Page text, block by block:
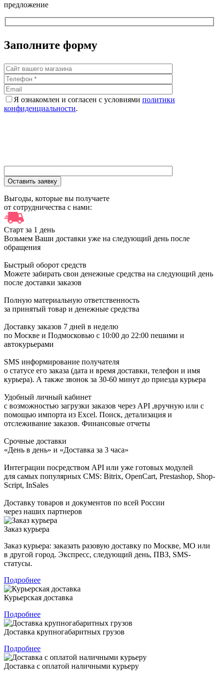
предложение
Заполните форму
Я ознакомлен и согласен с условиями политики
конфиденциальности.
Выгоды, которые вы получаете
от сотрудничества с нами:
Старт за 1 день
Возьмем Ваши доставки уже на следующий день после
обращения
Быстрый оборот средств
Можете забирать свои денежные средства на следующий день
после доставки заказов
Полную материальную ответственность
за принятый товар и денежные средства
Доставку заказов 7 дней в неделю
по Москве и Подмосковью с 10:00 до 22:00 пешими и
автокурьерами
SMS информирование получателя
о статусе его заказа (дата и время доставки, телефон и имя
курьера). А также звонок за 30-60 минут до приезда курьера
Удобный личный кабинет
с возможностью загрузки заказов через API ,вручную или с
помощью импорта из Excel. Поиск, детализация и
отслеживание заказов. Финансовые отчеты
Срочные доставки
«День в день» и «Доставка за 3 часа»
Интеграции посредством API или уже готовых модулей
для самых популярных CMS: Bitrix, OpenCart, Prestashop, Shop-
Script, InSales
Доставку товаров и документов по всей России
через наших партнеров
Заказ курьера
Заказ курьера: заказать разовую доставку по Москве, МО или
в другой город. Экспресс, следующий день, ПВЗ, SMS-
статусы.
Подробнее
Курьерская доставка
Подробнее
Доставка крупногабаритных грузов
Подробнее
Доставка с оплатой наличными курьеру